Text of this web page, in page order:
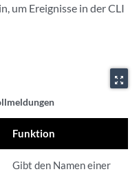
um Ereignisse in der CLI
zoom_out_map
Funktion
Gibt den Namen einer